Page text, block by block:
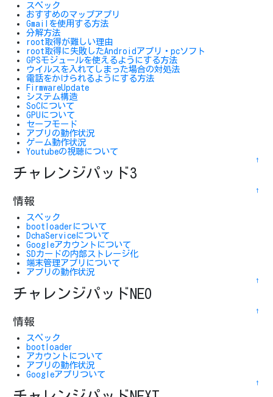
スペック
おすすめのマップアプリ
Gmailを使用する方法
分解方法
root取得が難しい理由
root取得に失敗したAndroidアプリ・pcソフト
GPSモジュールを使えるようにする方法
ウイルスを入れてしまった場合の対処法
電話をかけられるようにする方法
FirmwareUpdate
システム構造
SoCについて
GPUについて
セーフモード
アプリの動作状況
ゲーム動作状況
Youtubeの視聴について
↑
チャレンジパッド3
↑
情報
スペック
bootloaderについて
DchaServiceについて
Googleアカウントについて
SDカードの内部ストレージ化
端末管理アプリについて
アプリの動作状況
↑
チャレンジパッドNEO
↑
情報
スペック
bootloader
アカウントについて
アプリの動作状況
Googleアプリついて
↑